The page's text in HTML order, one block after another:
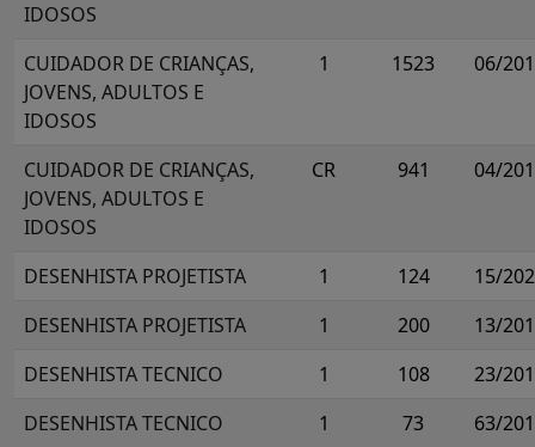
IDOSOS
CUIDADOR DE CRIANÇAS,
JOVENS, ADULTOS E
IDOSOS
1 1523 06/
CUIDADOR DE CRIANÇAS,
JOVENS, ADULTOS E
IDOSOS
CR 941 04/
DESENHISTA PROJETISTA 1 124
15/
DESENHISTA PROJETISTA
1 200
13/
DESENHISTA TECNICO
1 108
23/
DESENHISTA TECNICO
1 73 63/